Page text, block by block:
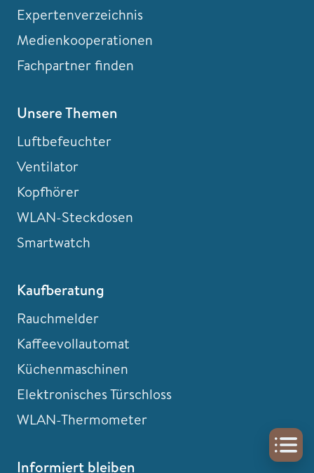
Expertenverzeichnis
Medienkooperationen
Fachpartner finden
Unsere Themen
Luftbefeuchter
Ventilator
Kopfhörer
WLAN-Steckdosen
Smartwatch
Kaufberatung
Rauchmelder
Kaffeevollautomat
Küchenmaschinen
Elektronisches Türschloss
WLAN-Thermometer
Informiert bleiben